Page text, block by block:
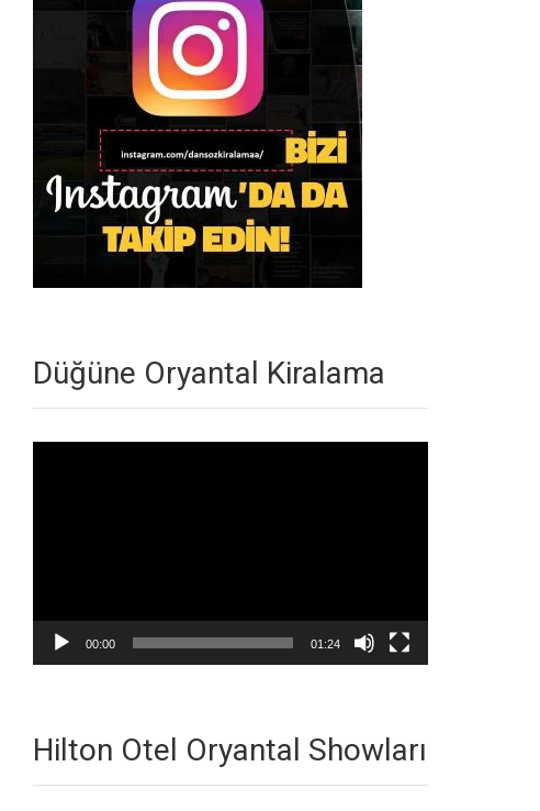
Düğüne Oryantal Kiralama
00:00 01:24
Hilton Otel Oryantal Showları